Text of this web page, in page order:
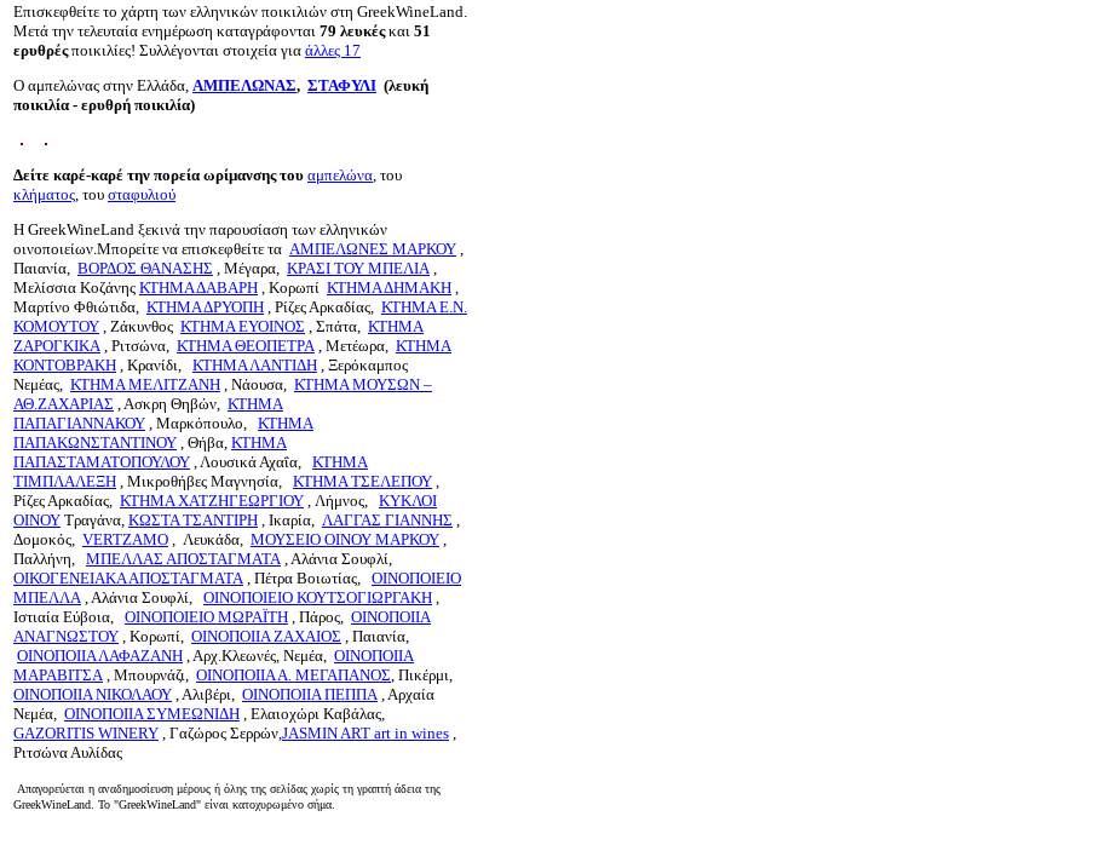
Επισκεφθείτε το χάρτη των ελληνικών ποικιλιών στη GreekWineLand.
Μετά την τελευταία ενημέρωση καταγράφονται 79 λευκέςκαι 51
ερυθρέςποικιλίες! Συλλέγονται στοιχεία για άλλες 17
Ο αμπελώνας στην Ελλάδα, ΑΜΠΕΛΩΝΑΣ, ΣΤΑΦΥΛΙ (λευκή
ποικιλία - ερυθρή ποικιλία)
Δείτε καρέ-καρέ την πορεία ωρίμανσης του αμπελώνα , του
κλήματος , του σταφυλιού
Η GreekWineLand ξεκινά την παρουσίαση των ελληνικών
οινοποιείων.Μπορείτε να επισκεφθείτε τα ΑΜΠΕΛΩΝΕΣ ΜΑΡΚΟΥ
Παιανία, ΒΟΡΔΟΣ ΘΑΝΑΣΗΣ , Μέγαρα, ΚΡΑΣΙ ΤΟΥ ΜΠΕΛΙΑ
Μελίσσια Κοζάνης ΚΤΗΜΑ ΔΑΒΑΡΗ , Κορωπί ΚΤΗΜΑ ΔΗΜΑΚΗ
Μαρτίνο Φθιώτιδα, ΚΤΗΜΑ ΔΡΥΟΠΗ , Ρίζες Αρκαδίας, ΚΤΗΜΑ Ε.Ν.
ΚΟΜΟΥΤΟΥ , Ζάκυνθος ΚΤΗΜΑ ΕΥΟΙΝΟΣ , Σπάτα, ΚΤΗΜΑ
ΖΑΡΟΓΚΙΚΑ , Ριτσώνα, ΚΤΗΜΑ ΘΕΟΠΕΤΡΑ , Μετέωρα, ΚΤΗΜΑ
ΚΟΝΤΟΒΡΑΚΗ , Κρανίδι, ΚΤΗΜΑ ΛΑΝΤΙΔΗ , Ξερόκαμπος
Νεμέας, ΚΤΗΜΑ ΜΕΛΙΤΖΑΝΗ , Νάουσα, ΚΤΗΜΑ ΜΟΥΣΩΝ –
ΑΘ.ΖΑΧΑΡΙΑΣ , Ασκρη Θηβών, ΚΤΗΜΑ
ΠΑΠΑΓΙΑΝΝΑΚΟΥ , Μαρκόπουλο, ΚΤΗΜΑ
ΠΑΠΑΚΩΝΣΤΑΝΤΙΝΟΥ , Θήβα, ΚΤΗΜΑ
ΠΑΠΑΣΤΑΜΑΤΟΠΟΥΛΟΥ , Λουσικά Αχαΐα, ΚΤΗΜΑ
ΤΙΜΠΛΑΛΕΞΗ , Μικροθήβες Μαγνησία, ΚΤΗΜΑ ΤΣΕΛΕΠΟΥ
Ρίζες Αρκαδίας, ΚΤΗΜΑ ΧΑΤΖΗΓΕΩΡΓΙΟΥ , Λήμνος, ΚΥΚΛΟΙ
ΟΙΝΟΥ Τραγάνα, ΚΩΣΤΑ ΤΣΑΝΤΙΡΗ , Ικαρία, ΛΑΓΓΑΣ ΓΙΑΝΝΗΣ
Δομοκός, VERTZAMO , Λευκάδα, ΜΟΥΣΕΙΟ ΟΙΝΟΥ ΜΑΡΚΟΥ
Παλλήνη, ΜΠΕΛΛΑΣ ΑΠΟΣΤΑΓΜΑΤΑ , Αλάνια Σουφλί,
ΟΙΚΟΓΕΝΕΙΑΚΑ ΑΠΟΣΤΑΓΜΑΤΑ , Πέτρα Βοιωτίας, ΟΙΝΟΠΟΙΕΙΟ
ΜΠΕΛΛΑ , Αλάνια Σουφλί, ΟΙΝΟΠΟΙΕΙΟ ΚΟΥΤΣΟΓΙΩΡΓΑΚΗ
Ιστιαία Εύβοια, ΟΙΝΟΠΟΙΕΙΟ ΜΩΡΑΪΤΗ , Πάρος, ΟΙΝΟΠΟΙΙΑ
ΑΝΑΓΝΩΣΤΟΥ , Κορωπί, ΟΙΝΟΠΟΙΙΑ ΖΑΧΑΙΟΣ , Παιανία,
ΟΙΝΟΠΟΙΙΑ ΛΑΦΑΖΑΝΗ , Αρχ.Κλεωνές, Νεμέα, ΟΙΝΟΠΟΙΙΑ
ΜΑΡΑΒΙΤΣΑ , Μπουρνάζι, ΟΙΝΟΠΟΙΙΑ Α. ΜΕΓΑΠΑΝΟΣ , Πικέρμι,
ΟΙΝΟΠΟΙΙΑ ΝΙΚΟΛΑΟΥ , Αλιβέρι, ΟΙΝΟΠΟΙΙΑ ΠΕΠΠΑ , Αρχαία
Νεμέα, ΟΙΝΟΠΟΙΙΑ ΣΥΜΕΩΝΙΔΗ , Ελαιοχώρι Καβάλας,
GAZORITIS WINERY , Γαζώρος Σερρών, JASMIN ART art in wines
Ριτσώνα Αυλίδας
Απαγορεύεται η αναδημοσίευση μέρους ή όλης της σελίδας χωρίς τη γραπτή άδεια της
GreekWineLand. Το "GreekWineLand" είναι κατοχυρωμένο σήμα.